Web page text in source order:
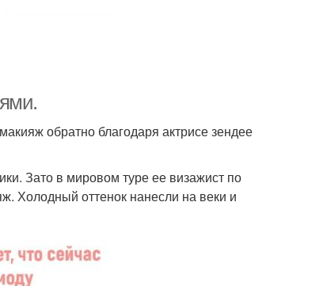
обратно благодаря актрисе зендее
Зато в мировом туре ее визажист по
Холодный оттенок нанесли на веки и